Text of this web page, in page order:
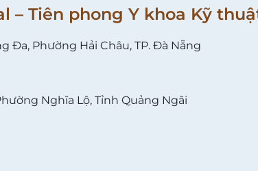
– Tiên phong Y khoa Kỹ
Đa, Phường Hải Châu, TP. Đà Nẵng
Nghĩa Lộ, Tỉnh Quảng Ngãi